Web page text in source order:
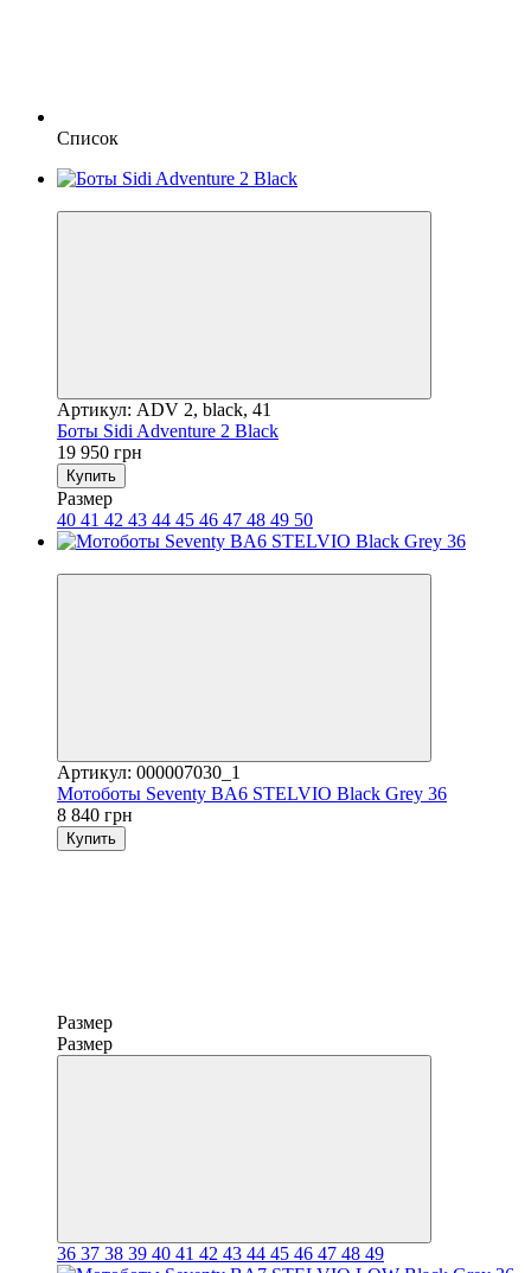
Список
Артикул: ADV 2, black, 41
Боты Sidi Adventure 2 Black
19 950 грн
Купить
Размер
40 41 42 43 44 45 46 47 48 49 50
Артикул: 000007030_1
Мотоботы Seventy BA6 STELVIO Black Grey 36
8 840 грн
Купить
Размер
Размер
36 37 38 39 40 41 42 43 44 45 46 47 48 49